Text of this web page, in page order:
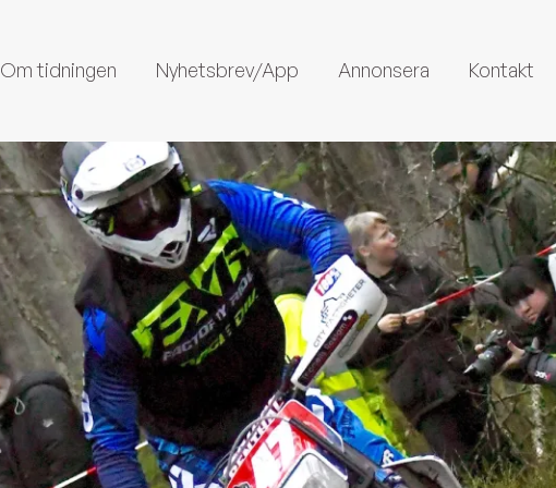
Om tidningen Nyhetsbrev/App Annonsera Kontakt